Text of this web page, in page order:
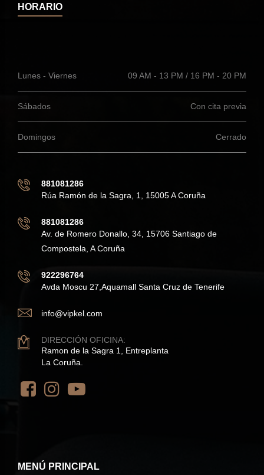
HORARIO
Lunes - Viernes 09 AM - 13 PM / 16 PM - 20 PM
Sábados Con cita previa
Domingos Cerrado
881081286
Rúa Ramón de la Sagra, 1, 15005 A Coruña
881081286
Av. de Romero Donallo, 34, 15706 Santiago de
Compostela, A Coruña
922296764
Avda Moscu 27,Aquamall Santa Cruz de Tenerife
info@vipkel.com
DIRECCIÓN OFICINA:
Ramon de la Sagra 1, Entreplanta
La Coruña.
MENÚ PRINCIPAL